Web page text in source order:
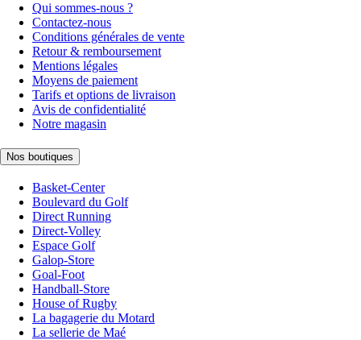
Qui sommes-nous ?
Contactez-nous
Conditions générales de vente
Retour & remboursement
Mentions légales
Moyens de paiement
Tarifs et options de livraison
Avis de confidentialité
Notre magasin
Nos boutiques
Basket-Center
Boulevard du Golf
Direct Running
Direct-Volley
Espace Golf
Galop-Store
Goal-Foot
Handball-Store
House of Rugby
La bagagerie du Motard
La sellerie de Maé